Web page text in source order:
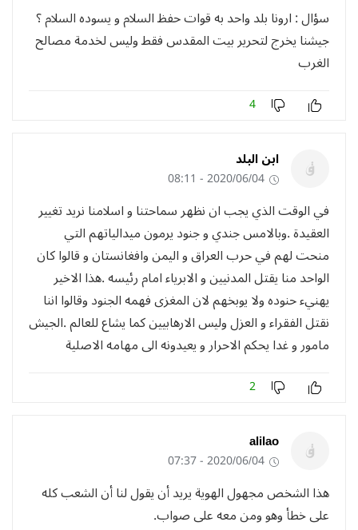
سؤال : ارونا بلد واحد به قوات حفظ السلام و يسوده السلام ؟
جيشنا يخرج لتحرير بيت المقدس فقط وليس لخدمة مصالح
الغرب
4
ابن البلد
2020/06/04 - 08:11
في الوقت الذي يجب ان نظهر سماحتنا و اسلامنا نريد تغيير
العقيدة .وبالامس جندي و جنود يرمون ميدالياتهم التي
منحت لهم في حرب العراق و اليمن وافغانستان و قالوا كان
الواحد منا يقتل المدنيين و الابرياء امام رئيسه .هذا الاخير
يهنيء حنوده ولا يوبخهم لان المغزى فهمه الجنود وقالوا اننا
نقتل الفقراء و العزل وليس الارهابيين كما يشاع للعالم .الجيش
مامور و غدا يحكم الاحرار و يعيدونه الى مهامه الاصلية
2
alilao
2020/06/04 - 07:37
هذا الشخص مجهول الهوية يريد أن يقول لنا أن الشعب كله
على خطأ وهو ومن معه على صواب.